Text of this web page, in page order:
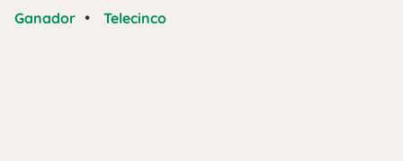
Ganador • Telecinco